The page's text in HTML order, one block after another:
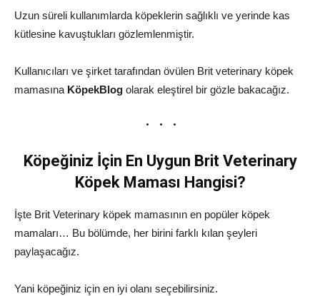
Uzun süreli kullanımlarda köpeklerin sağlıklı ve yerinde kas
kütlesine kavuştukları gözlemlenmiştir.
Kullanıcıları ve şirket tarafından övülen Brit veterinary köpek
mamasına KöpekBlog olarak eleştirel bir gözle bakacağız.
Köpeğiniz İçin En Uygun Brit Veterinary
Köpek Maması Hangisi?
İşte Brit Veterinary köpek mamasının en popüler köpek
mamaları… Bu bölümde, her birini farklı kılan şeyleri
paylaşacağız.
Yani köpeğiniz için en iyi olanı seçebilirsiniz.